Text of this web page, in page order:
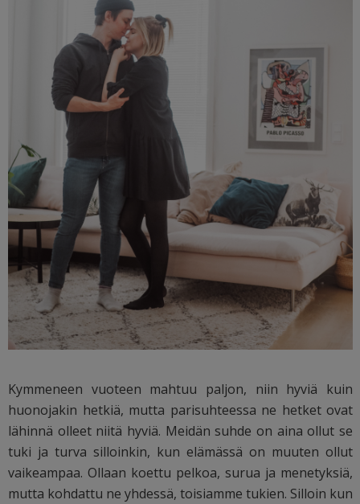
Kymmeneen vuoteen mahtuu paljon, niin hyviä kuin
huonojakin hetkiä, mutta parisuhteessa ne hetket ovat
lähinnä olleet niitä hyviä. Meidän suhde on aina ollut se
tuki ja turva silloinkin, kun elämässä on muuten ollut
vaikeampaa. Ollaan koettu pelkoa, surua ja menetyksiä,
mutta kohdattu ne yhdessä, toisiamme tukien. Silloin kun